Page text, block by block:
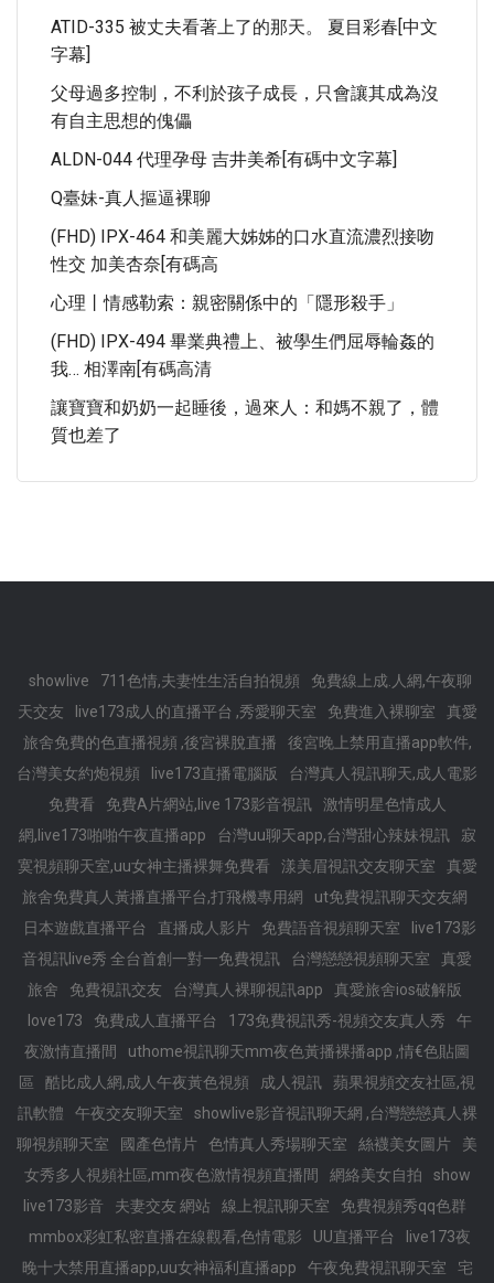
ATID-335 被丈夫看著上了的那天。 夏目彩春[中文
字幕]
父母過多控制，不利於孩子成長，只會讓其成為沒
有自主思想的傀儡
ALDN-044 代理孕母 吉井美希[有碼中文字幕]
Q臺妹-真人摳逼裸聊
(FHD) IPX-464 和美麗大姊姊的口水直流濃烈接吻
性交 加美杏奈[有碼高
心理丨情感勒索：親密關係中的「隱形殺手」
(FHD) IPX-494 畢業典禮上、被學生們屈辱輪姦的
我… 相澤南[有碼高清
讓寶寶和奶奶一起睡後，過來人：和媽不親了，體
質也差了
showlive 711色情,夫妻性生活自拍視頻
免費線上成.人網,午夜聊
天交友
live173成人的直播平台 ,秀愛聊天室 免費進入裸聊室
真愛
旅舍免費的色直播視頻 ,後宮裸脫直播
後宮晚上禁用直播app軟件,
台灣美女約炮視頻
live173直播電腦版
台灣真人視訊聊天,成人電影
免費看
免費A片網站,live 173影音視訊
激情明星色情成人
網,live173啪啪午夜直播app
台灣uu聊天app,台灣甜心辣妹視訊
寂
寞視頻聊天室,uu女神主播裸舞免費看
漾美眉視訊交友聊天室
真愛
旅舍免費真人黃播直播平台,打飛機專用網
ut免費視訊聊天交友網
日本遊戲直播平台
直播成人影片 免費語音視頻聊天室
live173影
音視訊live秀 全台首創一對一免費視訊
台灣戀戀視頻聊天室
真愛
旅舍
免費視訊交友 台灣真人裸聊視訊app
真愛旅舍ios破解版
love173
免費成人直播平台 173免費視訊秀-視頻交友真人秀
午
夜激情直播間
uthome視訊聊天mm夜色黃播裸播app ,情€色貼圖
區
酷比成人網,成人午夜黃色視頻 成人視訊
蘋果視頻交友社區,視
訊軟體
午夜交友聊天室
showlive影音視訊聊天網 ,台灣戀戀真人裸
聊視頻聊天室
國產色情片 色情真人秀場聊天室 絲襪美女圖片
美
女秀多人視頻社區,mm夜色激情視頻直播間
網絡美女自拍
show
live173影音
夫妻交友 網站 線上視訊聊天室
免費視頻秀qq色群
mmbox彩虹私密直播在線觀看,色情電影
UU直播平台
live173夜
晚十大禁用直播app,uu女神福利直播app
午夜免費視訊聊天室 宅